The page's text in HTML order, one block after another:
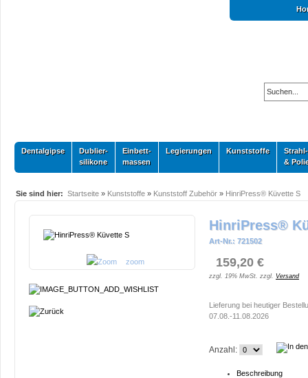
Dentalgipse
Dublier-
silikone
Einbett-
massen
Legierungen Kunststoffe
Strahl-
&
Sie sind hier: Startseite » Kunststoffe » Kunststoff Zubehör » HinriPress® Küvette S
zoom
HinriPress®
Art-Nr.: 721502
159,20 €
zzgl. 19% MwSt. zzgl. Versand
Lieferung bei heutiger
07.08.-11.08.2026
Anzahl:
Beschreibung